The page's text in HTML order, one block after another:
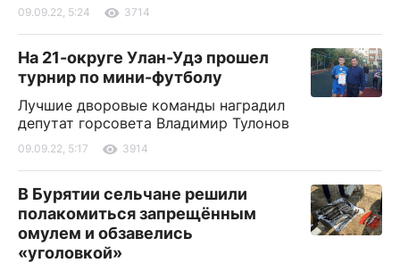
09.09.22, 5:24 3714
На 21-округе Улан-Удэ прошел
турнир по мини-футболу
Лучшие дворовые команды наградил
депутат горсовета Владимир Тулонов
09.09.22, 5:17 3914
В Бурятии сельчане решили
полакомиться запрещённым
омулем и обзавелись
«уголовкой»